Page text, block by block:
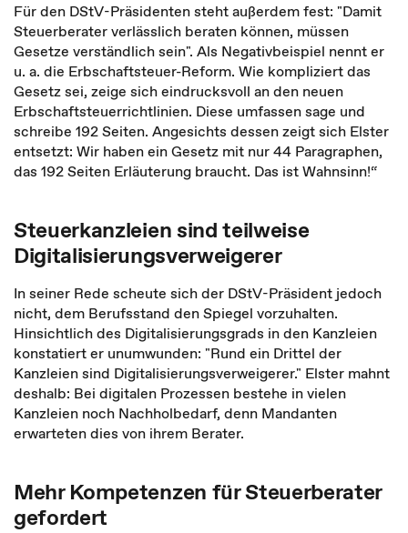
Für den DStV-Präsidenten steht außerdem fest: "Damit
Steuerberater verlässlich beraten können, müssen
Gesetze verständlich sein". Als Negativbeispiel nennt er
u. a. die Erbschaftsteuer-Reform. Wie kompliziert das
Gesetz sei, zeige sich eindrucksvoll an den neuen
Erbschaftsteuerrichtlinien. Diese umfassen sage und
schreibe 192 Seiten. Angesichts dessen zeigt sich Elster
entsetzt: Wir haben ein Gesetz mit nur 44 Paragraphen,
das 192 Seiten Erläuterung braucht. Das ist Wahnsinn!“
Steuerkanzleien sind teilweise
Digitalisierungsverweigerer
In seiner Rede scheute sich der DStV-Präsident jedoch
nicht, dem Berufsstand den Spiegel vorzuhalten.
Hinsichtlich des Digitalisierungsgrads in den Kanzleien
konstatiert er unumwunden: "Rund ein Drittel der
Kanzleien sind Digitalisierungsverweigerer." Elster mahnt
deshalb: Bei digitalen Prozessen bestehe in vielen
Kanzleien noch Nachholbedarf, denn Mandanten
erwarteten dies von ihrem Berater.
Mehr Kompetenzen für Steuerberater
gefordert